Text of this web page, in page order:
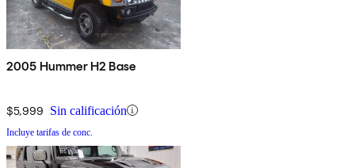
2005 Hummer H2 Base
$5,999 Sin calificación
Incluye tarifas de conc.